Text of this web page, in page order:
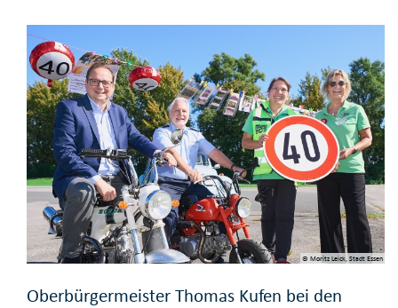
© Moritz Leick, Stadt Essen
Oberbürgermeister Thomas Kufen bei den